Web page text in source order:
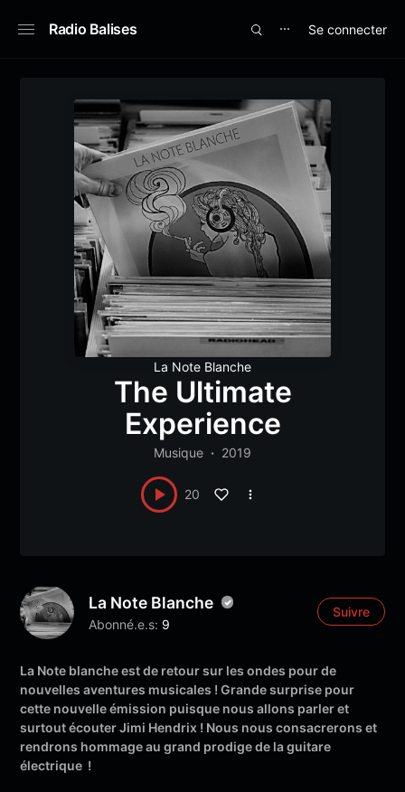
Radio Balises ⋯ Se connecter
La Note Blanche
The Ultimate
Experience
Musique 2019
20
La Note Blanche
Abonné.e.s: 9
Suivre
La Note blanche est de retour sur les ondes pour de
nouvelles aventures musicales ! Grande surprise pour
cette nouvelle émission puisque nous allons parler et
surtout écouter Jimi Hendrix ! Nous nous consacrerons et
rendrons hommage au grand prodige de la guitare
électrique !